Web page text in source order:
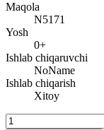
Maqola
N5171
Yosh
0+
Ishlab chiqaruvchi
NoName
Ishlab chiqarish
Xitoy